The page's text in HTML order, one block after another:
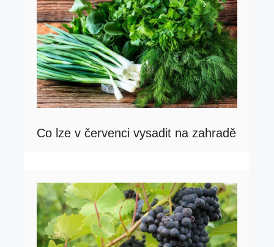
Co lze v červenci vysadit na zahradě